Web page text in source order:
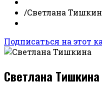
/Светлана
Подписаться на этот
Светлана Тишкина